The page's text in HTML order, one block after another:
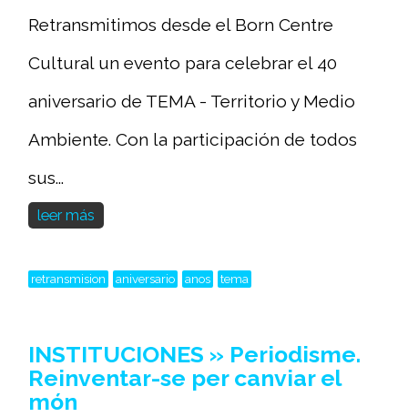
Retransmitimos desde el Born Centre
Cultural un evento para celebrar el 40
aniversario de TEMA - Territorio y Medio
Ambiente. Con la participación de todos
sus...
leer más
retransmision aniversario anos tema
INSTITUCIONES » Periodisme.
Reinventar-se per canviar el
món